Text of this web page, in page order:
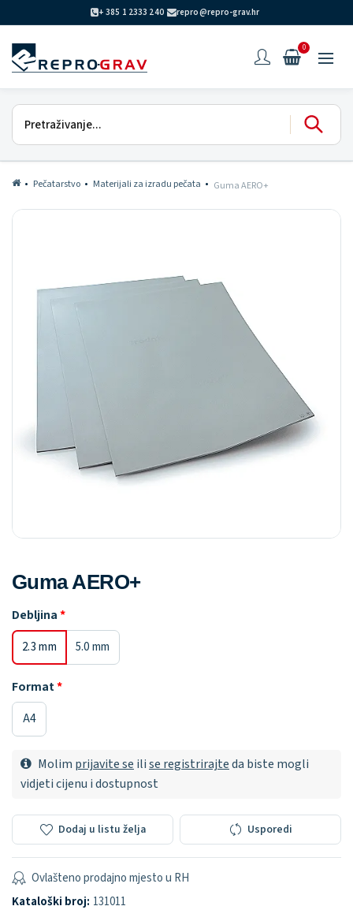
+ 385 1 2333 240 repro@repro-grav.hr
0
Pečatarstvo Materijali za izradu pečata Guma AERO+
Guma AERO+
Debljina
2.3 mm 5.0 mm
Format
A4
Molim prijavite se ilise registrirajteda biste mogli
vidjeti cijenu i dostupnost
Dodaj u listu želja Usporedi
Ovlašteno prodajno mjesto u RH
Kataloški broj: 131011